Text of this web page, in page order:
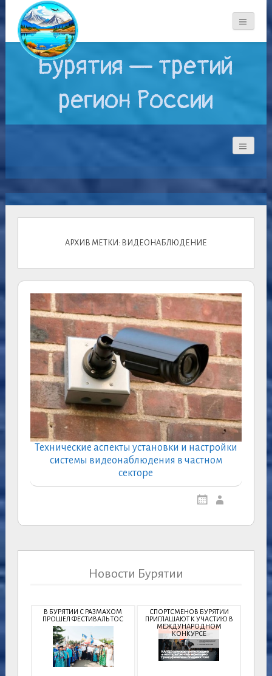
Бурятия — третий
регион России
АРХИВ МЕТКИ: ВИДЕОНАБЛЮДЕНИЕ
Технические аспекты установки и настройки
системы видеонаблюдения в частном
секторе
Новости Бурятии
В БУРЯТИИ С РАЗМАХОМ
ПРОШЕЛ ФЕСТИВАЛЬ ТОС
СПОРТСМЕНОВ БУРЯТИИ
ПРИГЛАШАЮТ К УЧАСТИЮ В
МЕЖДУНАРОДНОМ
КОНКУРСЕ